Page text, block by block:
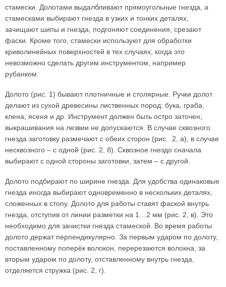
стамески. Долотами выдалбливают прямоугольные гнезда, а
стамесками выбирают гнезда в узких и тонких деталях,
зачищают шипы и гнезда, подгоняют соединения, срезают
фаски. Кроме того, стамески используют для обработки
криволинейных поверхностей в тех случаях, когда это
невозможно сделать другим инструментом, например
рубанком.
Долото (рис. 1) бывают плотничные и столярные. Ручки долот
делают из сухой древесины лиственных пород: бука, граба,
клена, ясеня и др. Инструмент должен быть остро заточен;
выкрашивания на лезвии не допускаются. В случае сквозного
гнезда заготовку размечают с обеих сторон (рис. 2, а), в случае
несквозного – с одной (рис. 2, б). Сквозное гнездо сначала
выбирают с одной стороны заготовки, затем – с другой.
Долото подбирают по ширине гнезда. Для удобства одинаковые
гнезда иногда выбирают одновременно в нескольких деталях,
сложенных в стопу. Долото для работы ставят фаской внутрь
гнезда, отступив от линии разметки на 1…2 мм (рис. 2, в). Это
необходимо для зачистки гнезда стамеской. Во время работы
долото держат перпендикулярно. За первым ударом по долоту,
поставленному поперёк волокон, перерезаются волокна, за
вторым ударом по долоту, отставленному внутрь гнезда,
отделяется стружка (рис. 2, г).